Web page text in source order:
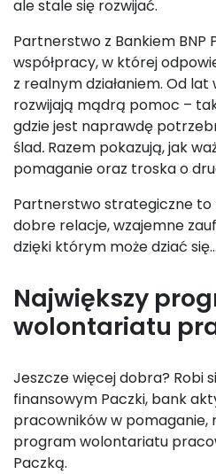
ale stale się rozwijać.
Partnerstwo z Bankiem BNP
współpracy, w której
z realnym działaniem. Od lat
rozwijają mądrą pomoc –
gdzie jest naprawdę
ślad. Razem pokazują, jak
pomaganie oraz troska o
Partnerstwo strategiczne to
dobre relacje, wzajemne
dzięki którym może dziać
Największy
wolontariatu
Jeszcze więcej dobra? Robi
finansowym Paczki, bank
pracowników w pomaganie,
program wolontariatu
Paczką.